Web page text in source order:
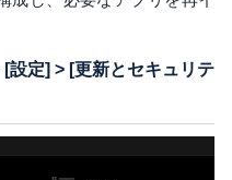
[設定] > [更新とセキュリテ